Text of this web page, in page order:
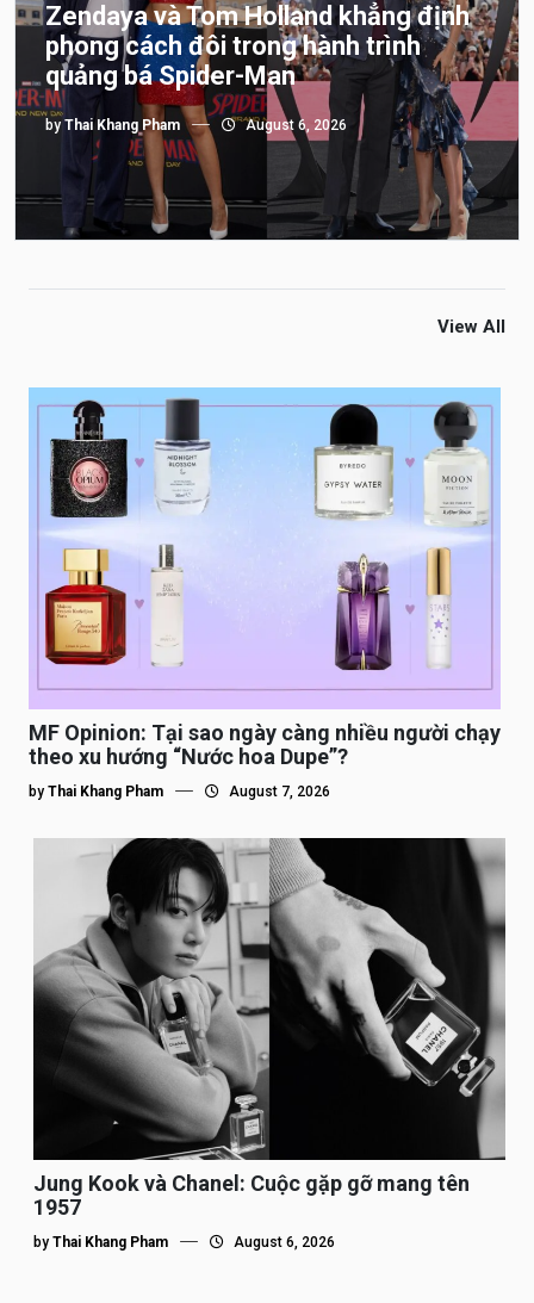
Zendaya và Tom Holland khẳng định
phong cách đôi trong hành trình
quảng bá Spider-Man
by Thai Khang Pham August 6, 2026
View All
MF Opinion: Tại sao ngày càng nhiều người chạy
theo xu hướng “Nước hoa Dupe”?
by Thai Khang Pham August 7, 2026
Jung Kook và Chanel: Cuộc gặp gỡ mang tên
1957
by Thai Khang Pham August 6, 2026